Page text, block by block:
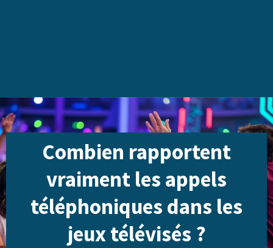
Combien rapportent
vraiment les appels
téléphoniques dans les
jeux télévisés ?